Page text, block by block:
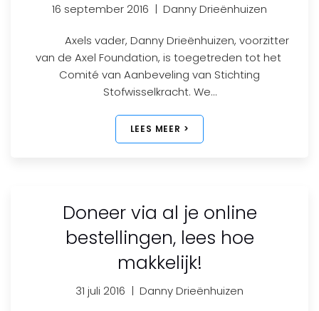
16 september 2016 | Danny Drieënhuizen
Axels vader, Danny Drieënhuizen, voorzitter
van de Axel Foundation, is toegetreden tot het
Comité van Aanbeveling van Stichting
Stofwisselkracht. We…
LEES MEER >
Doneer via al je online
bestellingen, lees hoe
makkelijk!
31 juli 2016 | Danny Drieënhuizen